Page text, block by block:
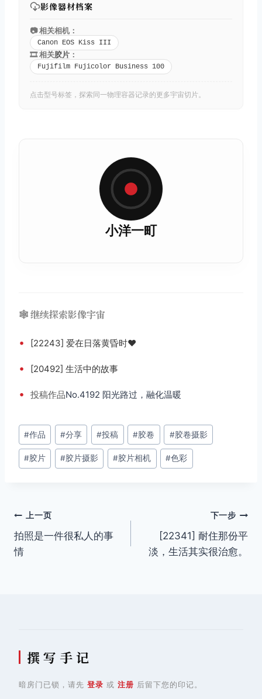
影像器材档案
📷 相关相机：
Canon EOS Kiss III
🎞️ 相关胶片 ：
Fujifilm Fujicolor Business 100
点击型号标签，探索同一物理容器记录的更多宇宙切片。
小洋一町
🕸️ 继续探索影像宇宙
• [22243] 爱在日落黄昏时❤️
• [20492] 生活中的故事
• 投稿作品No.4192 阳光路过，融化温暖
文
章
标
#作品 #分享 #投稿 #胶卷 #胶卷摄影
#胶片 #胶片摄影 #胶片相机 #色彩
文
章
上一页
拍照是一件很私人的事
情
下一步
[22341] 耐住那份平
淡，生活其实很治愈。
撰 写 手 记
暗房门已锁，请先 登录 或 注册 后留下您的印记。